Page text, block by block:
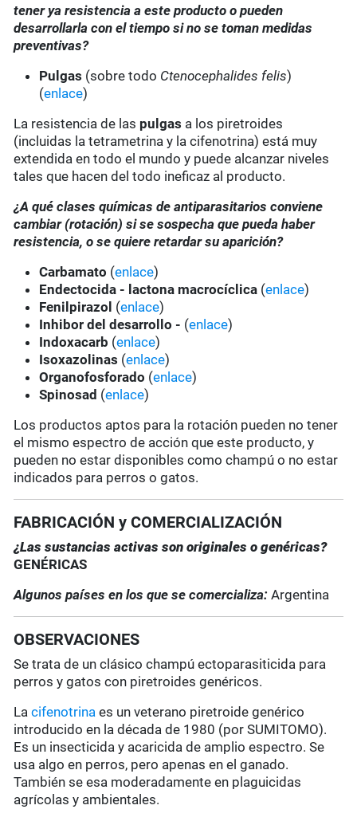
tener ya resistencia a este producto o pueden
desarrollarla con el tiempo si no se toman medidas
preventivas?
Pulgas (sobre todo Ctenocephalides felis)
(enlace)
La resistencia de las pulgas a los piretroides
(incluidas la tetrametrina y la cifenotrina) está muy
extendida en todo el mundo y puede alcanzar niveles
tales que hacen del todo ineficaz al producto.
¿A qué clases químicas de antiparasitarios conviene
cambiar (rotación) si se sospecha que pueda haber
resistencia, o se quiere retardar su aparición?
Carbamato (enlace)
Endectocida - lactona macrocíclica (enlace)
Fenilpirazol (enlace)
Inhibor del desarrollo - (enlace)
Indoxacarb (enlace)
Isoxazolinas (enlace)
Organofosforado (enlace)
Spinosad (enlace)
Los productos aptos para la rotación pueden no tener
el mismo espectro de acción que este producto, y
pueden no estar disponibles como champú o no estar
indicados para perros o gatos.
FABRICACIÓN y COMERCIALIZACIÓN
¿Las sustancias activas son originales o genéricas?
GENÉRICAS
Algunos países en los que se comercializa:Argentina
OBSERVACIONES
Se trata de un clásico champú ectoparasiticida para
perros y gatos con piretroides genéricos.
Lacifenotrina es un veterano piretroide genérico
introducido en la década de 1980 (por SUMITOMO).
Es un insecticida y acaricida de amplio espectro. Se
usa algo en perros, pero apenas en el ganado.
También se esa moderadamente en plaguicidas
agrícolas y ambientales.